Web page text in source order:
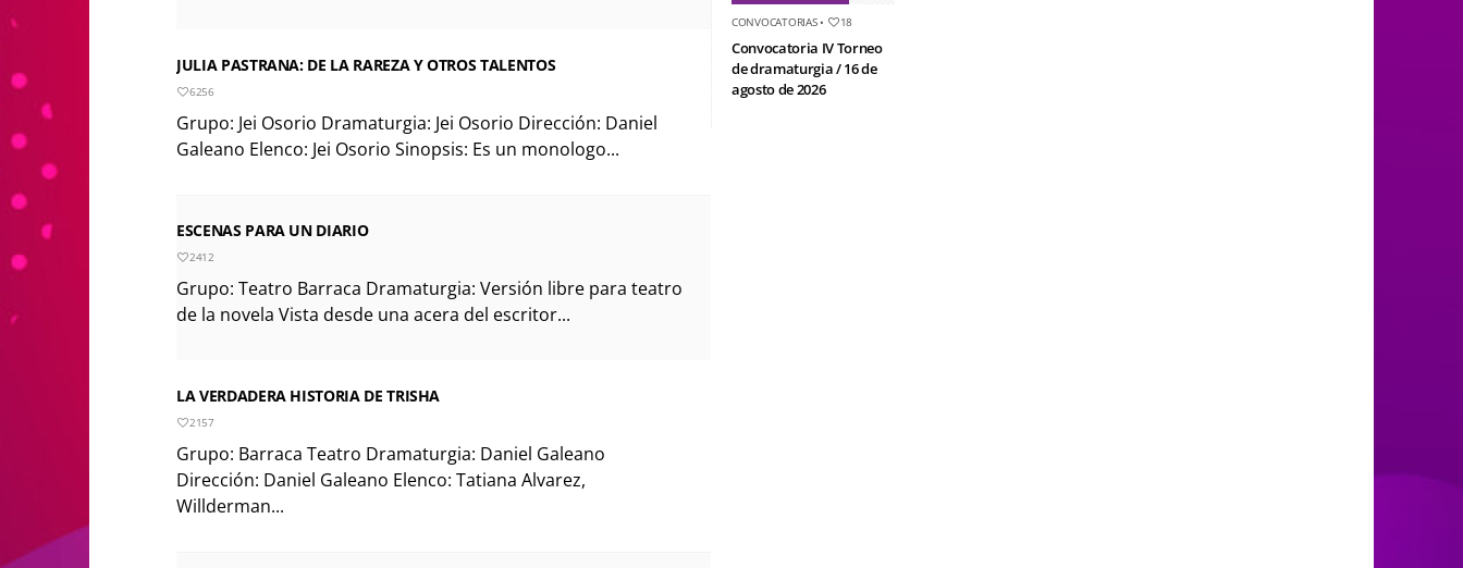
JULIA PASTRANA: DE LA RAREZA Y OTROS TALENTOS
6256
Grupo: Jei Osorio Dramaturgia: Jei Osorio Dirección: Daniel
Galeano Elenco: Jei Osorio Sinopsis: Es un monologo...
ESCENAS PARA UN DIARIO
2412
Grupo: Teatro Barraca Dramaturgia: Versión libre para teatro
de la novela Vista desde una acera del escritor...
LA VERDADERA HISTORIA DE TRISHA
2157
Grupo: Barraca Teatro Dramaturgia: Daniel Galeano
Dirección: Daniel Galeano Elenco: Tatiana Alvarez,
Willderman...
CONVOCATORIAS• 18
Convocatoria IV Torneo
de dramaturgia / 16 de
agosto de 2026